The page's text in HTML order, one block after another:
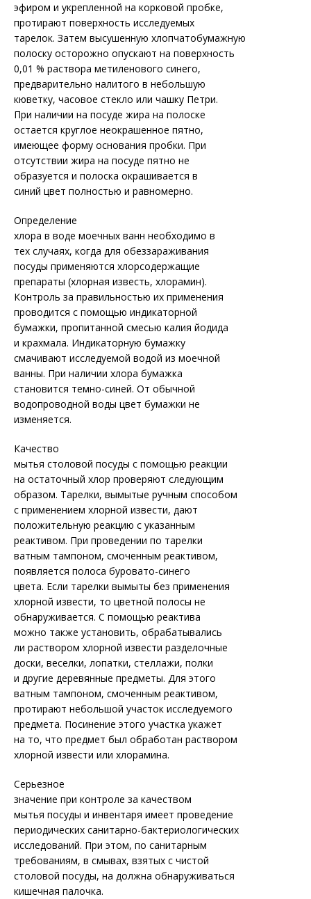
эфиром и укрепленной на корковой пробке,
протирают поверхность исследуемых
тарелок. Затем высушенную хлопчатобумажную
полоску осторожно опускают на поверхность
0,01 % раствора метиленового синего,
предварительно налитого в небольшую
кюветку, часовое стекло или чашку Петри.
При наличии на посуде жира на полоске
остается круглое неокрашенное пятно,
имеющее форму основания пробки. При
отсутствии жира на посуде пятно не
образуется и полоска окрашивается в
синий цвет полностью и равномерно.
Определение
хлора в воде моечных ванн необходимо в
тех случаях, когда для обеззараживания
посуды применяются хлорсодержащие
препараты (хлорная известь, хлорамин).
Контроль за правильностью их применения
проводится с помощью индикаторной
бумажки, пропитанной смесью калия йодида
и крахмала. Индикаторную бумажку
смачивают исследуемой водой из моечной
ванны. При наличии хлора бумажка
становится темно-синей. От обычной
водопроводной воды цвет бумажки не
изменяется.
Качество
мытья столовой посуды с помощью реакции
на остаточный хлор проверяют следующим
образом. Тарелки, вымытые ручным способом
с применением хлорной извести, дают
положительную реакцию с указанным
реактивом. При проведении по тарелки
ватным тампоном, смоченным реактивом,
появляется полоса буровато-синего
цвета. Если тарелки вымыты без применения
хлорной извести, то цветной полосы не
обнаруживается. С помощью реактива
можно также установить, обрабатывались
ли раствором хлорной извести разделочные
доски, веселки, лопатки, стеллажи, полки
и другие деревянные предметы. Для этого
ватным тампоном, смоченным реактивом,
протирают небольшой участок исследуемого
предмета. Посинение этого участка укажет
на то, что предмет был обработан раствором
хлорной извести или хлорамина.
Серьезное
значение при контроле за качеством
мытья посуды и инвентаря имеет проведение
периодических санитарно-бактериологических
исследований. При этом, по санитарным
требованиям, в смывах, взятых с чистой
столовой посуды, на должна обнаруживаться
кишечная палочка.